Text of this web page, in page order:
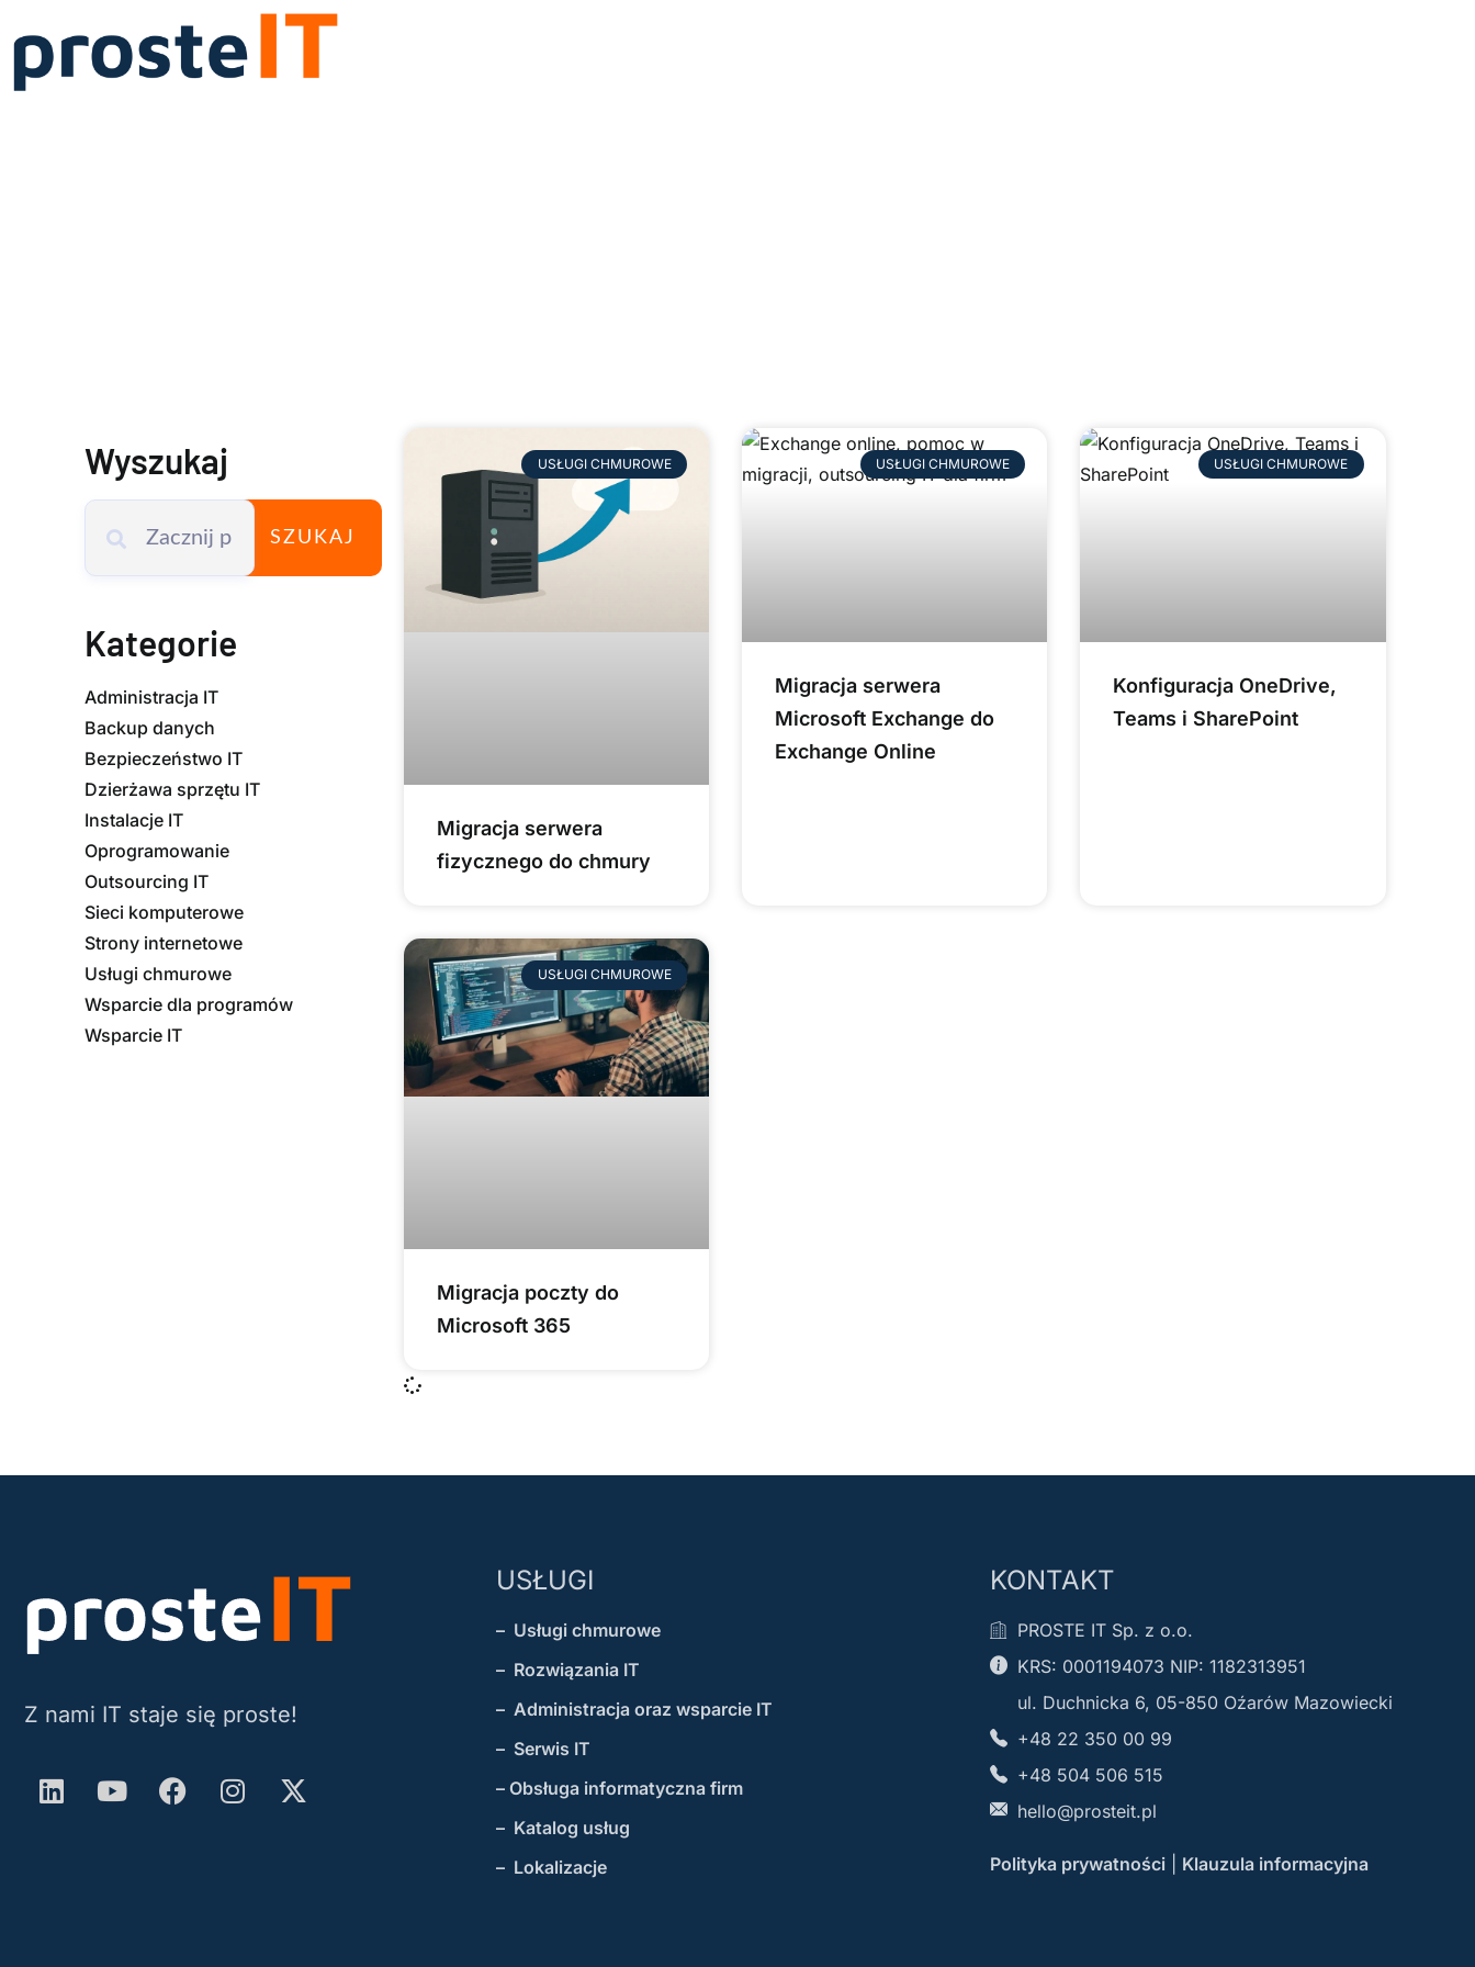
Wyszukaj
SZUKAJ
Kategorie
Administracja IT
Backup danych
Bezpieczeństwo IT
Dzierżawa sprzętu IT
Instalacje IT
Oprogramowanie
Outsourcing IT
Sieci komputerowe
Strony internetowe
Usługi chmurowe
Wsparcie dla programów
Wsparcie IT
USŁUGI CHMUROWE
Migracja serwera
fizycznego do chmury
USŁUGI CHMUROWE
Migracja serwera
Microsoft Exchange do
Exchange Online
USŁUGI CHMUROWE
Konfiguracja OneDrive,
Teams i SharePoint
USŁUGI CHMUROWE
Migracja poczty do
Microsoft 365
Z nami IT staje się proste!
USŁUGI
– Usługi chmurowe
– Rozwiązania IT
– Administracja oraz wsparcie IT
– Serwis IT
– Obsługa informatyczna firm
– Katalog usług
– Lokalizacje
KONTAKT
PROSTE IT Sp. z o.o.
KRS: 0001194073 NIP: 1182313951
ul. Duchnicka 6, 05-850 Oźarów Mazowiecki
+48 22 350 00 99
+48 504 506 515
hello@prosteit.pl
Polityka prywatności| Klauzula informacyjna